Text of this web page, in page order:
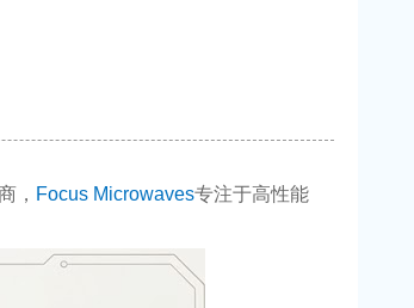
， Focus Microwaves专注于高性能